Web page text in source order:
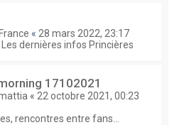
« 28 mars 2022, 23:17
dernières infos Princières
17102021
« 22 octobre 2021, 00:23
rencontres entre fans...